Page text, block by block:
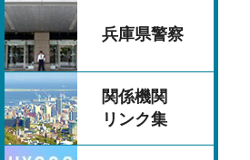
兵庫県警察
関係機関
リンク集